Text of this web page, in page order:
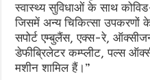
स्वास्थ्य सुविधाओं के साथ
जिसमें अन्य चिकित्सा
सपोर्ट एम्बुलैंस, एक्स-रे,
डेफीब्रिलेटर कम्प्लीट, पल्स
मशीन शामिल हैं।”